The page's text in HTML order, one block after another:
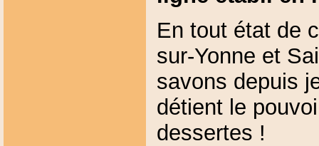
En tout état de
sur-Yonne et
savons depuis
détient le
dessertes !